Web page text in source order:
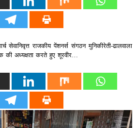
राजकीय पेंशनर्स संगठन मुनिकीरेती-ढालवाला
की अध्यक्षता करते हुए शूरवीर…